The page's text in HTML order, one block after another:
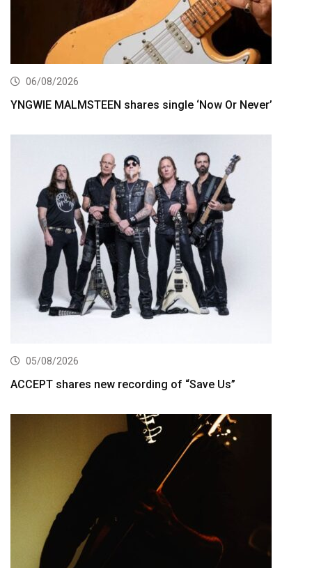
06/08/2026
YNGWIE MALMSTEEN shares single ‘Now Or Never’
05/08/2026
ACCEPT shares new recording of “Save Us”